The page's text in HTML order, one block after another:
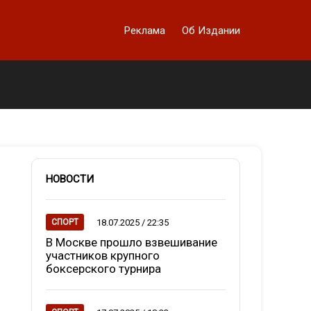
Реклама Об Издании
НОВОСТИ
СПОРТ 18.07.2025 / 22:35
В Москве прошло взвешивание
участников крупного
боксерского турнира